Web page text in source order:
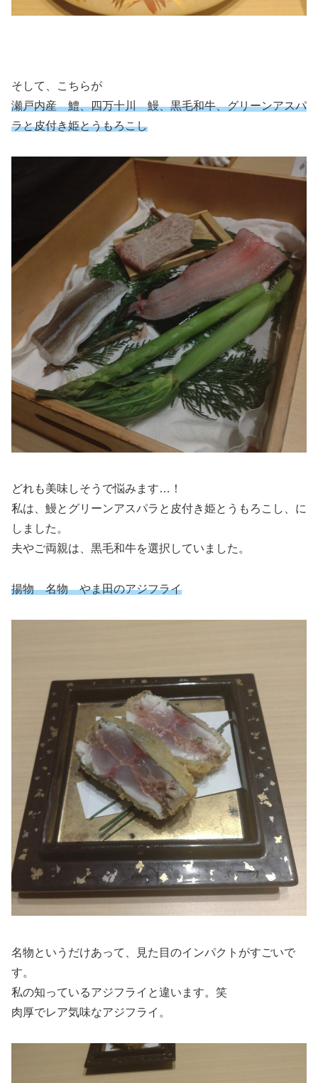
そして、こちらが
瀬戸内産 鱧、四万十川 鰻、黒毛和牛、グリーンアスパ
ラと皮付き姫とうもろこし
どれも美味しそうで悩みます…！
私は、鰻とグリーンアスパラと皮付き姫とうもろこし、に
しました。
夫やご両親は、黒毛和牛を選択していました。
揚物 名物 やま田のアジフライ
名物というだけあって、見た目のインパクトがすごいで
す。
私の知っているアジフライと違います。笑
肉厚でレア気味なアジフライ。